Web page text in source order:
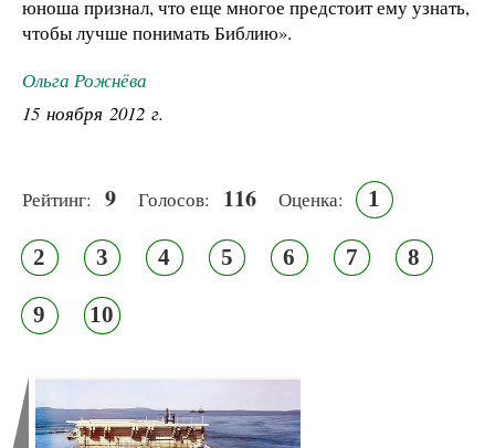
юноша признал, что еще многое предстоит ему узнать,
чтобы лучше понимать Библию».
Ольга Рожнёва
15 ноября 2012 г.
Рейтинг: 9 Голосов: 116 Оценка: 1
2 3 4 5 6 7 8
9 10